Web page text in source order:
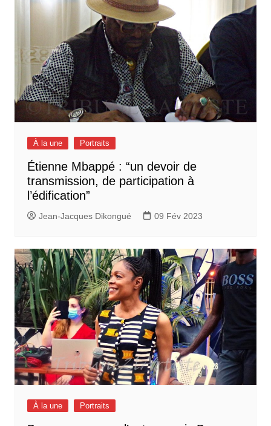
À la une Portraits
Étienne Mbappé : “un devoir de
transmission, de participation à
l’édification”
Jean-Jacques Dikongué 09 Fév 2023
À la une Portraits